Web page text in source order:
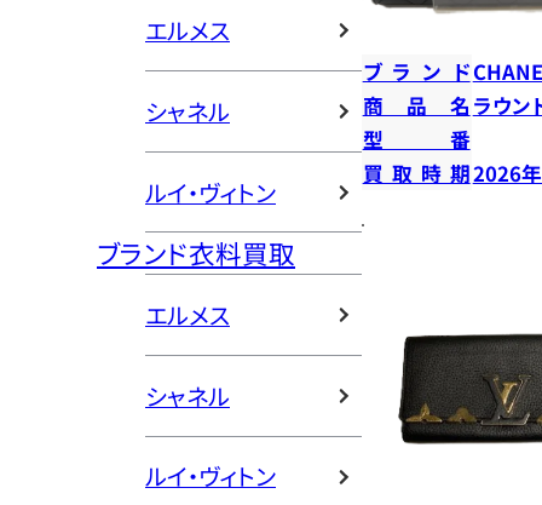
エルメス
シャネル
ルイ・ヴィトン
ブランド衣料買取
エルメス
シャネル
ルイ・ヴィトン
ブランド
商品名 ラウン
型番
買取時期2026